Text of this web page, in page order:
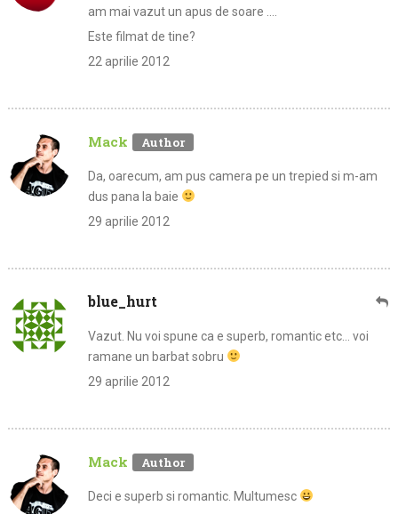
am mai vazut un apus de soare ….
Este filmat de tine?
22 aprilie 2012
Mack
Da, oarecum, am pus camera pe un trepied si m-am
dus pana la baie
29 aprilie 2012
blue_hurt
Vazut. Nu voi spune ca e superb, romantic etc… voi
ramane un barbat sobru
29 aprilie 2012
Mack
Deci e superb si romantic. Multumesc